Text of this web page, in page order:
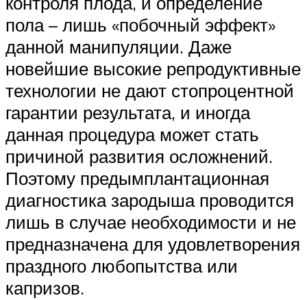
пола – лишь «побочный эффект»
данной манипуляции. Даже
новейшие высокие репродуктивные
технологии не дают стопроцентной
гарантии результата, и иногда
данная процедура может стать
причиной развития осложнений.
Поэтому предымплантационная
диагностика зародыша проводится
лишь в случае необходимости и не
предназначена для удовлетворения
праздного любопытства или
капризов.